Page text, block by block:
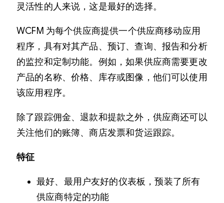
灵活性的人来说，这是最好的选择。
WCFM 为每个供应商提供一个供应商移动应用
程序，具有对其产品、预订、查询、报告和分析
的监控和定制功能。例如，如果供应商需要更改
产品的名称、价格、库存或图像，他们可以使用
该应用程序。
除了跟踪佣金、退款和提款之外，供应商还可以
关注他们的账簿、商店发票和货运跟踪。
特征
最好、最用户友好的仪表板，预装了所有
供应商特定的功能